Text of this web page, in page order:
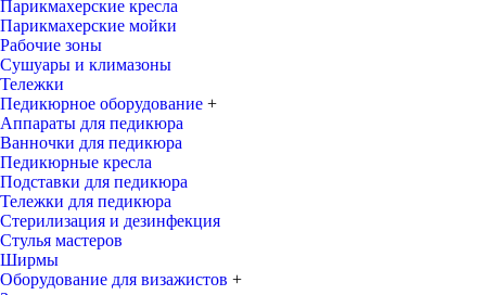
Парикмахерские кресла
Парикмахерские мойки
Рабочие зоны
Сушуары и климазоны
Тележки
Педикюрное оборудование +
Аппараты для педикюра
Ванночки для педикюра
Педикюрные кресла
Подставки для педикюра
Тележки для педикюра
Стерилизация и дезинфекция
Стулья мастеров
Ширмы
Оборудование для визажистов +